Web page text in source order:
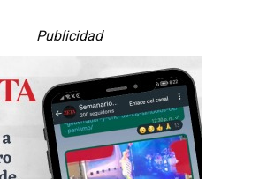
Publicidad